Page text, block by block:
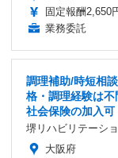
固定報酬2,650
業務委託
調理補助/時短相
格・調理経験は
社会保険の加入可
堺リハビリテーシ
大阪府